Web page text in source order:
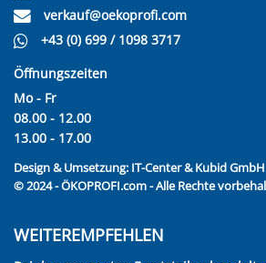
verkauf@oekoprofi.com
+43 (0) 699 / 1098 3717
Öffnungszeiten
Mo - Fr
08.00 - 12.00
13.00 - 17.00
Design & Umsetzung: IT-Center & Kubid GmbH
© 2024 - ÖKOPROFI.com - Alle Rechte
WEITEREMPFEHLEN